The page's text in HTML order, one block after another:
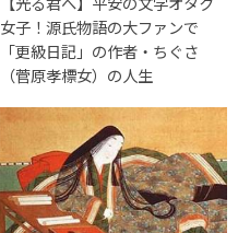
女子！源氏物語の大ファンで
「更級日記」の作者・ちぐさ
（菅原孝標女）の人生